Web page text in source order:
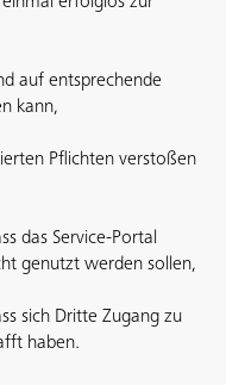
auf entsprechende
kann,
Pflichten verstoßen
das Service-Portal
genutzt werden sollen,
sich Dritte Zugang zu
haben.